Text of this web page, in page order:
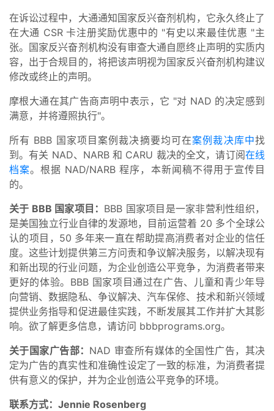
在诉讼过程中，大通通知国家反兴奋剂机构，它永久终止了
在大通 CSR 卡注册奖励优惠中的 "有史以来最佳优惠 "主
张。国家反兴奋剂机构没有审查大通自愿终止声明的实质内
容，出于合规目的，将把该声明视为国家反兴奋剂机构建议
修改或终止的声明。
摩根大通在其广告商声明中表示，它 "对 NAD 的决定感到
满意，并将遵照执行"。
所有 BBB 国家项目案例裁决摘要均可在案例裁决库中找
到。有关 NAD、NARB 和 CARU 裁决的全文，请订阅在线
档案。根据 NAD/NARB 程序，本新闻稿不得用于宣传目
的。
关于 BBB 国家项目： BBB 国家项目是一家非营利性组织，
是美国独立行业自律的发源地，目前运营着 20 多个全球公
认的项目，50 多年来一直在帮助提高消费者对企业的信任
度。这些计划提供第三方问责和争议解决服务，以解决现有
和新出现的行业问题，为企业创造公平竞争，为消费者带来
更好的体验。BBB 国家项目通过在广告、儿童和青少年导
向营销、数据隐私、争议解决、汽车保修、技术和新兴领域
提供业务指导和促进最佳实践，不断发展其工作并扩大其影
响。欲了解更多信息，请访问 bbbprograms.org。
关于国家广告部： NAD 审查所有媒体的全国性广告，其决
定为广告的真实性和准确性设定了一致的标准，为消费者提
供有意义的保护，并为企业创造公平竞争的环境。
联系方式：Jennie Rosenberg